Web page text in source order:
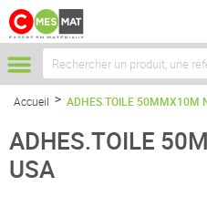
Accueil ADHES.TOILE 50MMX10M
ADHES.TOILE
USA